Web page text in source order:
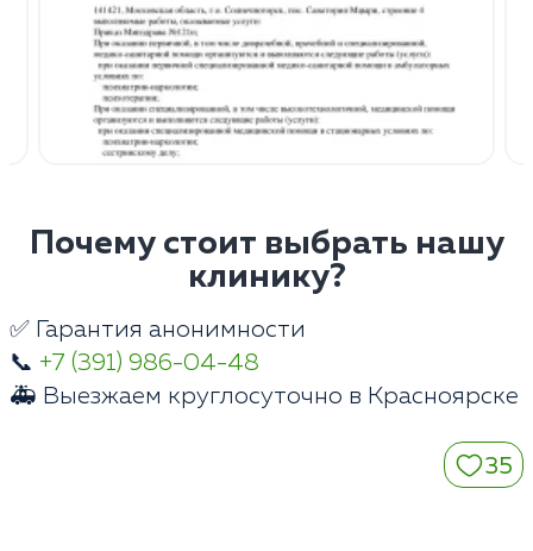
Почему стоит выбрать нашу
клинику?
✅ Гарантия анонимности
📞 +7 (391) 986-04-48
🚑 Выезжаем круглосуточно в Красноярске
35